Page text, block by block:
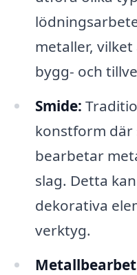
metaller,
bygg- och
Smide:
konstform där
bearbetar
slag. Detta
dekorativa
verktyg.